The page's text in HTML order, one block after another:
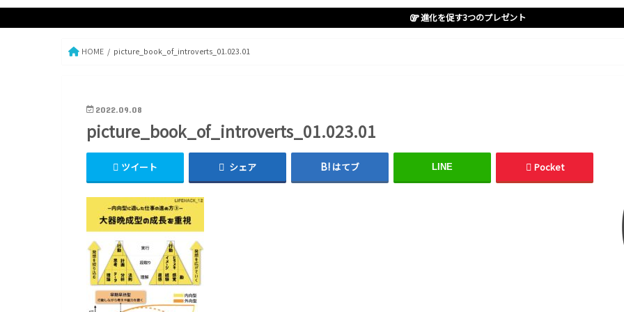
進化を促す3つのプレゼント
HOME picture_book_of_introverts_01.023.01
2022.09.08
picture_book_of_introverts_01.023.01
ツイート シェア はてブ LINE Pocket